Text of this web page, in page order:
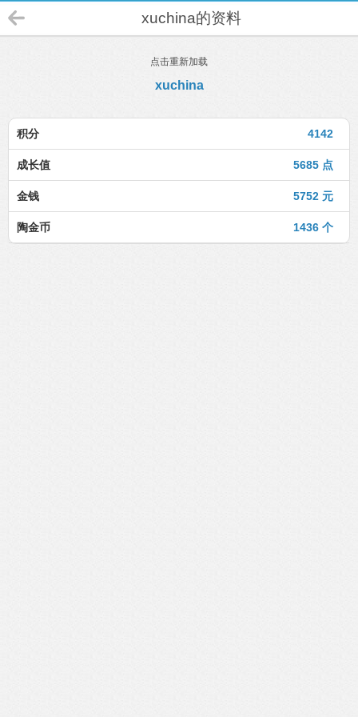
xuchina的资料
点击重新加载
xuchina
4142
积分
5685 点
成长值
5752 元
金钱
1436 个
陶金币